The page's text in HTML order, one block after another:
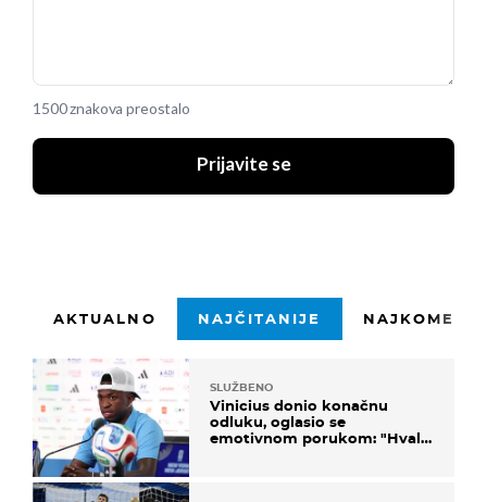
1500 znakova preostalo
Prijavite se
AKTUALNO NAJČITANIJE
SLUŽBENO
Vinicius donio konačnu
odluku, oglasio se
emotivnom porukom: "Hvala